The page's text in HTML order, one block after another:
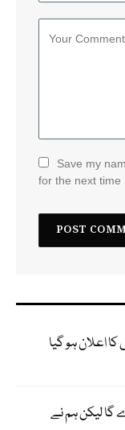
Save my
for the next time
اعلان ہو گیا
گا لیکن ہم نے